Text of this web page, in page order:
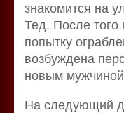
знакомится на
Тед. После того
попытку
возбуждена
новым
На следующий